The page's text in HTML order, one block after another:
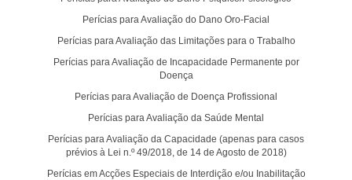
Perícias para Avaliação do Dano Oro-Facial
Perícias para Avaliação das Limitações para o Trabalho
Perícias para Avaliação de Incapacidade Permanente por
Doença
Perícias para Avaliação de Doença Profissional
Perícias para Avaliação da Saúde Mental
Perícias para Avaliação da Capacidade (apenas para casos
prévios à Lei n.º 49/2018, de 14 de Agosto de 2018)
Perícias em Acções Especiais de Interdição e/ou Inabilitação